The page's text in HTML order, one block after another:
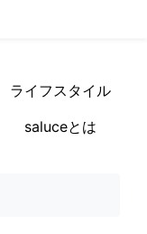
ライフスタイル
saluceとは